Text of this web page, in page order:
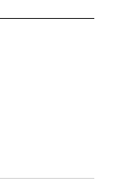
Strona otwiera się
Strona otwiera
Linkedin. Strona